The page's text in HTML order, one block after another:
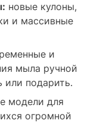
новые кулоны,
и массивные
и
мыла ручной
или подарить.
модели для
огромной